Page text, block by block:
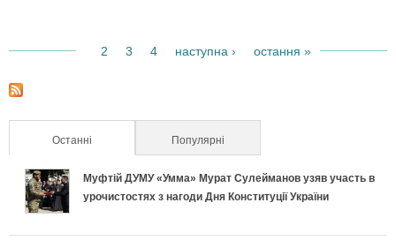
н
С
т
о
2 3 4 наступна › остання »
Останні (активна вкладка)Популярні
Муфтій ДУМУ «Умма» Мурат Сулейманов узяв участь в
урочистостях з нагоди Дня Конституції України